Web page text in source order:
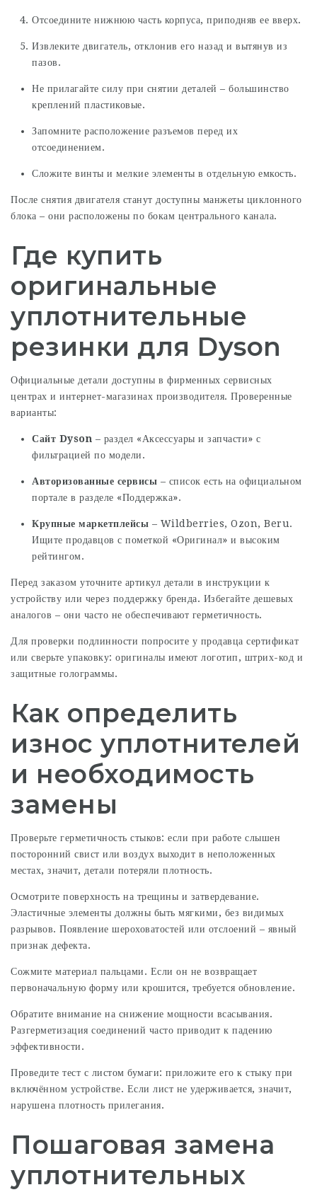
Отсоедините нижнюю часть корпуса, приподняв ее вверх.
Извлеките двигатель, отклонив его назад и вытянув из
пазов.
Не прилагайте силу при снятии деталей – большинство
креплений пластиковые.
Запомните расположение разъемов перед их
отсоединением.
Сложите винты и мелкие элементы в отдельную емкость.
После снятия двигателя станут доступны манжеты циклонного
блока – они расположены по бокам центрального канала.
Где купить
оригинальные
уплотнительные
резинки для Dyson
Официальные детали доступны в фирменных сервисных
центрах и интернет-магазинах производителя. Проверенные
варианты:
Сайт Dyson – раздел «Аксессуары и запчасти» с
фильтрацией по модели.
Авторизованные сервисы – список есть на официальном
портале в разделе «Поддержка».
Крупные маркетплейсы – Wildberries, Ozon, Beru.
Ищите продавцов с пометкой «Оригинал» и высоким
рейтингом.
Перед заказом уточните артикул детали в инструкции к
устройству или через поддержку бренда. Избегайте дешевых
аналогов – они часто не обеспечивают герметичность.
Для проверки подлинности попросите у продавца сертификат
или сверьте упаковку: оригиналы имеют логотип, штрих-код и
защитные голограммы.
Как определить
износ уплотнителей
и необходимость
замены
Проверьте герметичность стыков: если при работе слышен
посторонний свист или воздух выходит в неположенных
местах, значит, детали потеряли плотность.
Осмотрите поверхность на трещины и затвердевание.
Эластичные элементы должны быть мягкими, без видимых
разрывов. Появление шероховатостей или отслоений – явный
признак дефекта.
Сожмите материал пальцами. Если он не возвращает
первоначальную форму или крошится, требуется обновление.
Обратите внимание на снижение мощности всасывания.
Разгерметизация соединений часто приводит к падению
эффективности.
Проведите тест с листом бумаги: приложите его к стыку при
включённом устройстве. Если лист не удерживается, значит,
нарушена плотность прилегания.
Пошаговая замена
уплотнительных